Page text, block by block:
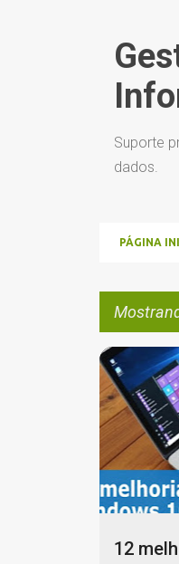
Suporte
dados.
PÁGINA
P
o
s
t
a
12